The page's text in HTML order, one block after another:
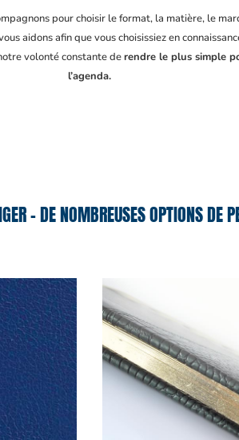
pour choisir le format, la matière, le
aidons afin que vous choisissiez en
volonté constante derendre le plus simple
l’agenda.
– DE NOMBREUSES OPTIONS DE